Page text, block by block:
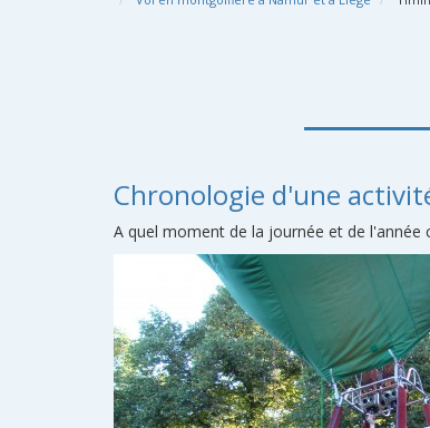
Chronologie d'une
A quel moment de la journée et de l'année